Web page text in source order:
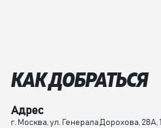
КАК ДОБРАТЬСЯ
Адрес
г. Москва, ул. Генерала Дорохова, 28А, 1